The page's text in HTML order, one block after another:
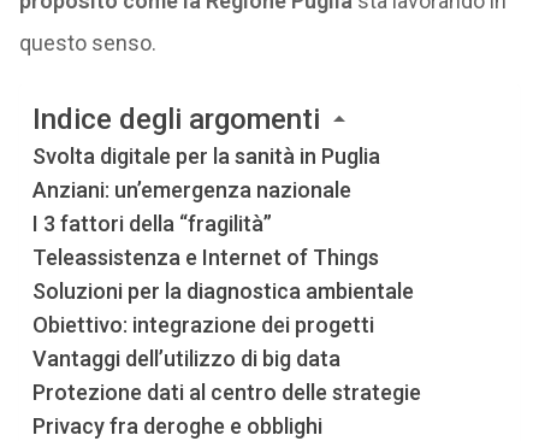
questo senso.
Indice degli argomenti
Svolta digitale per la sanità in Puglia
Anziani: un’emergenza nazionale
I 3 fattori della “fragilità”
Teleassistenza e Internet of Things
Soluzioni per la diagnostica ambientale
Obiettivo: integrazione dei progetti
Vantaggi dell’utilizzo di big data
Protezione dati al centro delle strategie
Privacy fra deroghe e obblighi